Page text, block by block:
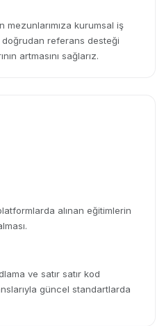
mezunlarımıza kurumsal iş
doğrudan referans desteği
artmasını sağlarız.
alınan eğitimlerin
ve satır satır kod
güncel standartlarda